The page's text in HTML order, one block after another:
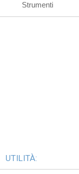
Strumenti
UTILITÀ: